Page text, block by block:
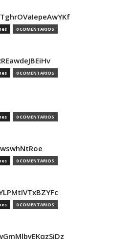
0 COMENTARIOS
0 COMENTARIOS
0 COMENTARIOS
0 COMENTARIOS
0 COMENTARIOS